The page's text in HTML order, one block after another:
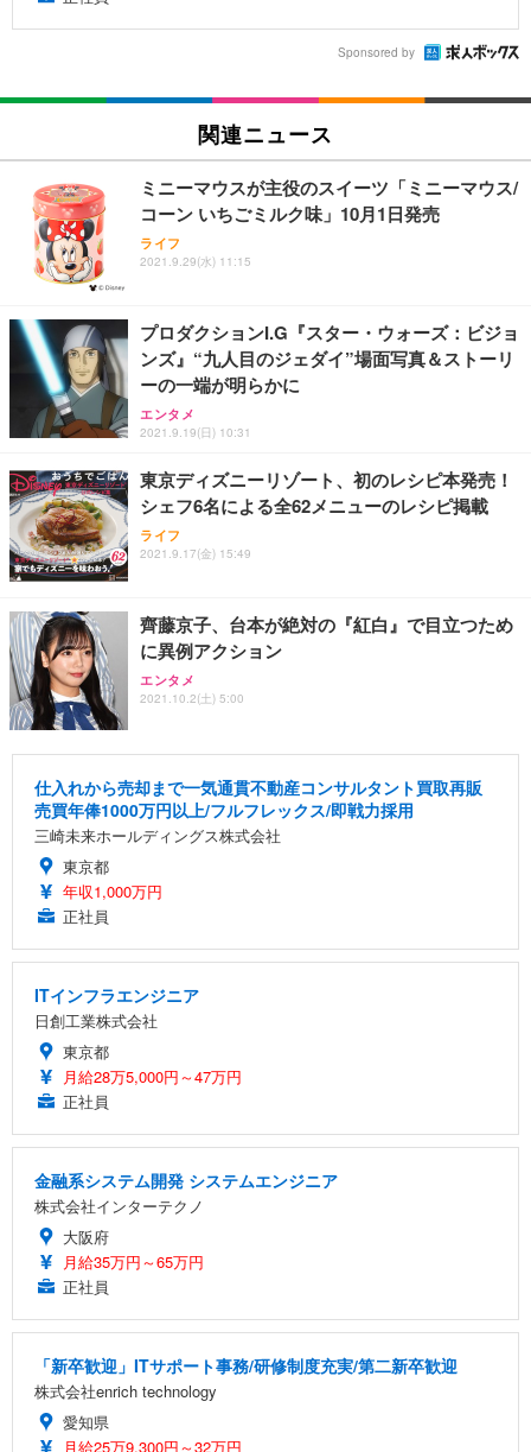
Sponsored by
関連ニュース
ミニーマウスが主役のスイーツ「ミニーマウス/
コーン いちごミルク味」10月1日発売
ライフ
2021.9.29(水) 11:15
プロダクションI.G『スター・ウォーズ：ビジョ
ンズ』“九人目のジェダイ”場面写真＆ストーリ
ーの一端が明らかに
エンタメ
2021.9.19(日) 10:31
東京ディズニーリゾート、初のレシピ本発売！
シェフ6名による全62メニューのレシピ掲載
ライフ
2021.9.17(金) 15:49
齊藤京子、台本が絶対の『紅白』で目立つため
に異例アクション
エンタメ
2021.10.2(土) 5:00
仕入れから売却まで一気通貫不動産コンサルタント買取再販
売買年俸1000万円以上/フルフレックス/即戦力採用
三崎未来ホールディングス株式会社
東京都
年収1,000万円
正社員
ITインフラエンジニア
日創工業株式会社
東京都
月給28万5,000円～47万円
正社員
金融系システム開発 システムエンジニア
株式会社インターテクノ
大阪府
月給35万円～65万円
正社員
「新卒歓迎」ITサポート事務/研修制度充実/第二新卒歓迎
株式会社enrich technology
愛知県
月給25万9,300円～32万円